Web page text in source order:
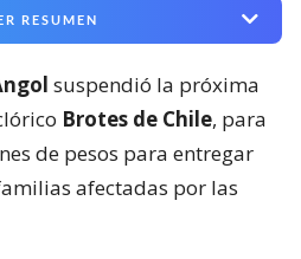
RESUMEN
suspendió la próxima
Brotes de Chile, para
de pesos para entregar
afectadas por las